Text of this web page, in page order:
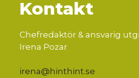
Kontakt
Chefredaktör & ansvarig
Irena Pozar
irena@hinthint.se